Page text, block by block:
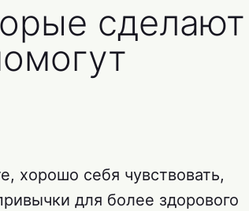
сделают
хорошо себя чувствовать,
для более здорового